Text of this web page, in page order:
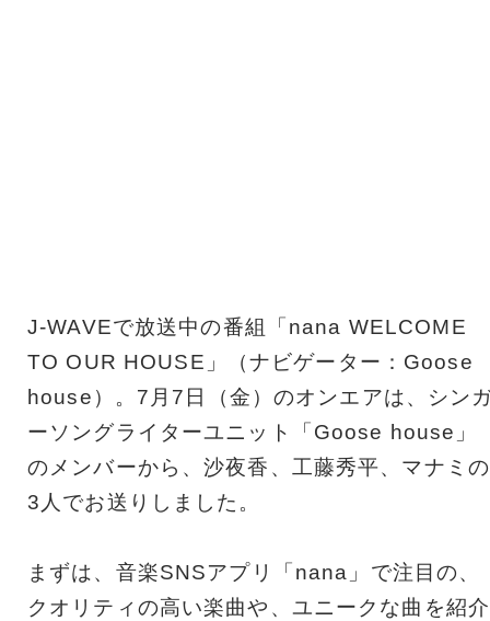
J-WAVEで放送中の番組「nana WELCOME
TO OUR HOUSE」（ナビゲーター：Goose
house）。7月7日（金）のオンエアは、シン
ーソングライターユニット「Goose house」
のメンバーから、沙夜香、工藤秀平、マナミの
3人でお送りしました。
まずは、音楽SNSアプリ「nana」で注目の、
クオリティの高い楽曲や、ユニークな曲を紹介